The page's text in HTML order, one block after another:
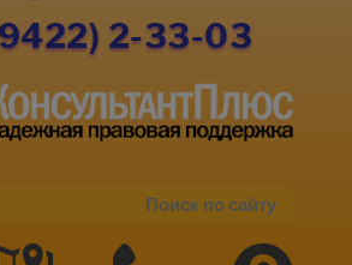
2-33-03